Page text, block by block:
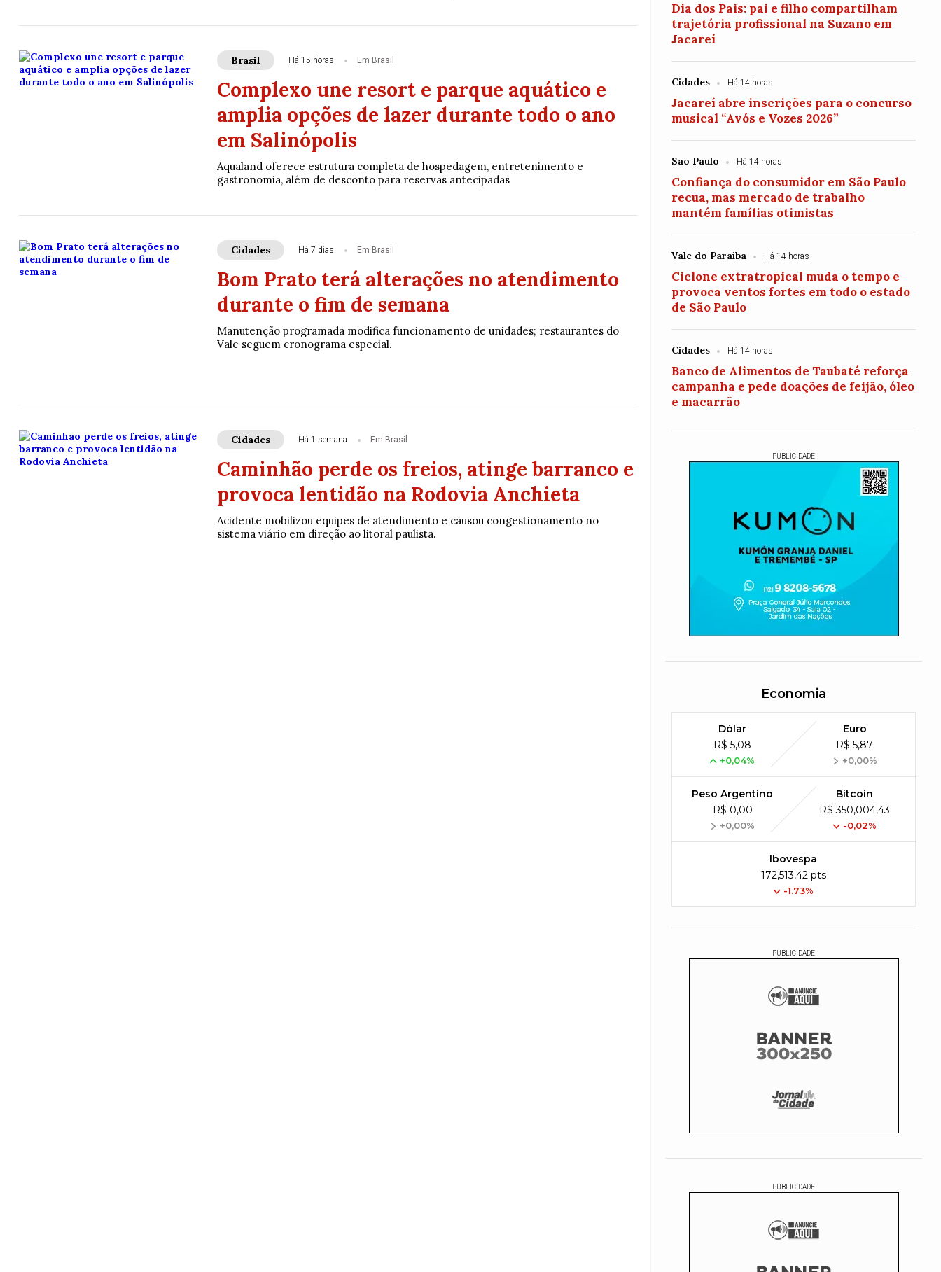
Brasil Há 15 horas Em Brasil
Complexo une resort e parque aquático e
amplia opções de lazer durante todo o ano
em Salinópolis
Aqualand oferece estrutura completa de hospedagem, entretenimento e
gastronomia, além de desconto para reservas antecipadas
Cidades Há 7 dias Em Brasil
Bom Prato terá alterações no atendimento
durante o fim de semana
Manutenção programada modifica funcionamento de unidades; restaurantes do
Vale seguem cronograma especial.
Cidades Há 1 semana Em Brasil
Caminhão perde os freios, atinge barranco e
provoca lentidão na Rodovia Anchieta
Acidente mobilizou equipes de atendimento e causou congestionamento no
sistema viário em direção ao litoral paulista.
Dia dos Pais: pai e filho compartilham
trajetória profissional na Suzano em
Jacareí
Cidades Há 14 horas
Jacareí abre inscrições para o concurso
musical “Avós e Vozes 2026”
São Paulo Há 14 horas
Confiança do consumidor em São Paulo
recua, mas mercado de trabalho
mantém famílias otimistas
Vale do Paraiba Há 14 horas
Ciclone extratropical muda o tempo e
provoca ventos fortes em todo o estado
de São Paulo
Cidades Há 14 horas
Banco de Alimentos de Taubaté reforça
campanha e pede doações de feijão, óleo
e macarrão
PUBLICIDADE
Economia
Dólar
R$ 5,08
+0,04%
Euro
R$ 5,87
+0,00%
Peso Argentino
R$ 0,00
+0,00%
Bitcoin
R$ 350,004,43
-0,02%
Ibovespa
172,513,42 pts
-1.73%
PUBLICIDADE
PUBLICIDADE